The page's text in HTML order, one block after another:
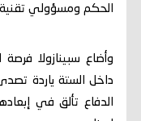
الحكم ومسؤولي تقنية
داخل الستة ياردة
الدفاع تألق في